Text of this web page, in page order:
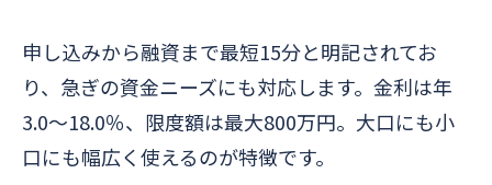
申し込みから融資まで最短15分と明記されてお
り、急ぎの資金ニーズにも対応します。金利は年
3.0～18.0％、限度額は最大800万円。大口にも小
口にも幅広く使えるのが特徴です。